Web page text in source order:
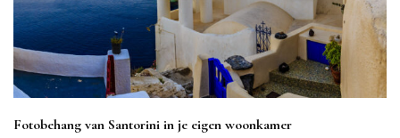
Fotobehang van Santorini in je eigen woonkamer